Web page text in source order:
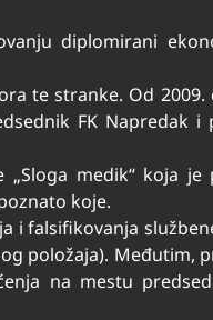
diplomirani
te stranke. Od
FK Napredak i
„Sloga medik“ koja
koje.
i falsifikovanja
položaja). Međutim,
na mestu